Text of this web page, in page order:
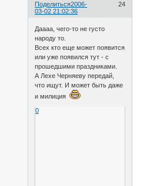
Поделиться 24
2006-
03-02 21:02:36
Даааа, чего-то не густо
народу то.
Всех кто еще может появится
или уже появился тут - с
прошедшими праздниками.
А Лехе Черняеву передай,
что ищут. И может быть даже
и милиция
0